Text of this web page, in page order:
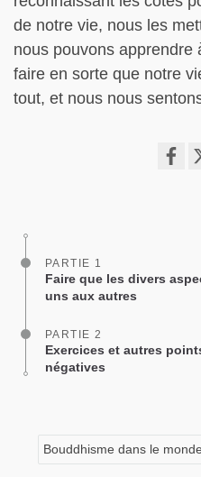
de notre vie, nous les
nous pouvons apprendre
faire en sorte que notre
tout, et nous nous
PARTIE 1
Faire que les divers
uns aux autres
PARTIE 2
Exercices et autres
négatives
Bouddhisme dans le